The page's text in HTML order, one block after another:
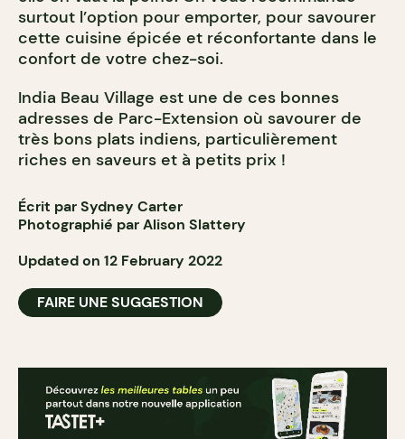
surtout l’option pour emporter, pour savourer
cette cuisine épicée et réconfortante dans le
confort de votre chez-soi.
India Beau Village est une de ces bonnes
adresses de Parc-Extension où savourer de
très bons plats indiens, particulièrement
riches en saveurs et à petits prix !
Écrit par Sydney Carter
Photographié par Alison Slattery
Updated on 12 February 2022
FAIRE UNE SUGGESTION